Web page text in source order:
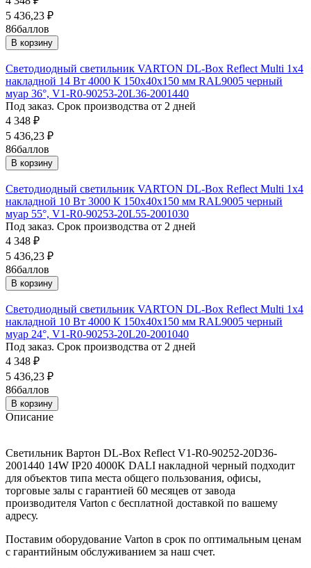
5 436,23 ₽
86баллов
В корзину
Светодиодный светильник VARTON DL-Box Reflect Multi 1x4
накладной 14 Вт 4000 К 150х40х150 мм RAL9005 черный
муар 36°, V1-R0-90253-20L36-2001440
Под заказ. Срок производства от 2 дней
4 348 ₽
5 436,23 ₽
86баллов
В корзину
Светодиодный светильник VARTON DL-Box Reflect Multi 1x4
накладной 10 Вт 3000 К 150х40х150 мм RAL9005 черный
муар 55°, V1-R0-90253-20L55-2001030
Под заказ. Срок производства от 2 дней
4 348 ₽
5 436,23 ₽
86баллов
В корзину
Светодиодный светильник VARTON DL-Box Reflect Multi 1x4
накладной 10 Вт 4000 К 150х40х150 мм RAL9005 черный
муар 24°, V1-R0-90253-20L20-2001040
Под заказ. Срок производства от 2 дней
4 348 ₽
5 436,23 ₽
86баллов
В корзину
Описание
Светильник Вартон DL-Box Reflect V1-R0-90252-20D36-
2001440 14W IP20 4000K DALI накладной черный подходит
для объектов типа места общего пользования, офисы,
торговые залы с гарантией 60 месяцев от завода
производителя Varton с бесплатной доставкой по вашему
адресу.
Поставим оборудование Varton в срок по оптимальным ценам
с гарантийным обслуживанием за наш счет.